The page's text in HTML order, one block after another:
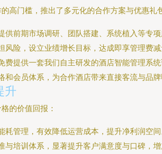
高门槛，推出了多元化的合作方案与优惠礼
供前期市场调研、团队搭建、系统植入等专
风险，设立业绩增长目标，达成即享管理费
费提供一套我们自主研发的酒店智能管理系
和会员体系，为合作酒店带来直接客流与品
升
的价值回报：
耗管理，有效降低运营成本，提升净利润空间
与培训体系，显著提升客户满意度与口碑，增